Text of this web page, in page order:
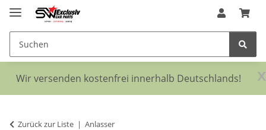
x
Wir versenden kostenfrei innerhalb Deutschlands!
Zurück zur Liste Anlasser